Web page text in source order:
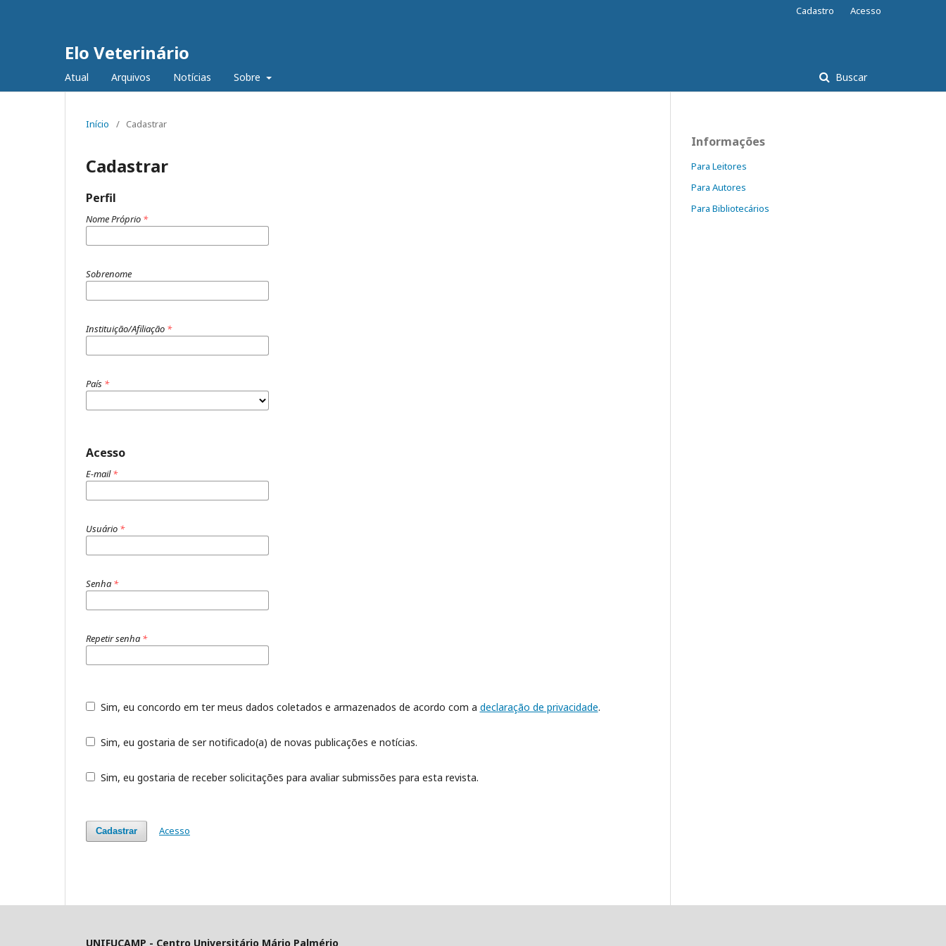
Elo Veterinário
Atual Arquivos Notícias Sobre Buscar
Cadastro Acesso
Início / Cadastrar
Cadastrar
Perfil
Nome Próprio *
Sobrenome
Instituição/Afiliação *
País *
Acesso
E-mail*
Usuário *
Senha *
Repetir senha *
Sim, eu concordo em ter meus dados coletados e armazenados de acordo com a declaração de privacidade.
Sim, eu gostaria de ser notificado(a) de novas publicações e notícias.
Sim, eu gostaria de receber solicitações para avaliar submissões para esta revista.
Cadastrar Acesso
Informações
Para Leitores
Para Autores
Para Bibliotecários
UNIFUCAMP - Centro Universitário Mário Palmério